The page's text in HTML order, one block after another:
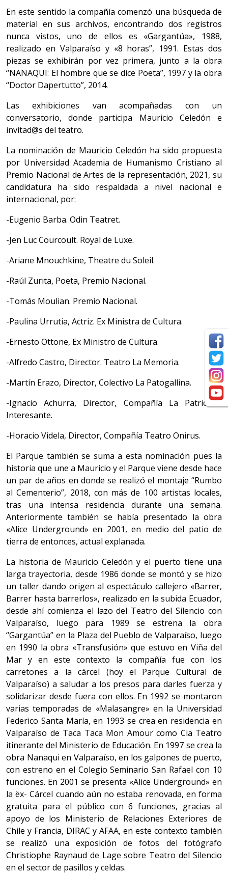
En este sentido la compañía comenzó una búsqueda de
material en sus archivos, encontrando dos registros
nunca vistos, uno de ellos es «Gargantúa», 1988,
realizado en Valparaíso y «8 horas”, 1991. Estas dos
piezas se exhibirán por vez primera, junto a la obra
“NANAQUI: El hombre que se dice Poeta”, 1997 y la obra
“Doctor Dapertutto”, 2014.
Las exhibiciones van acompañadas con un
conversatorio, donde participa Mauricio Celedón e
invitad@s del teatro.
La nominación de Mauricio Celedón ha sido propuesta
por Universidad Academia de Humanismo Cristiano al
Premio Nacional de Artes de la representación, 2021, su
candidatura ha sido respaldada a nivel nacional e
internacional, por:
-Eugenio Barba. Odin Teatret.
-Jen Luc Courcoult. Royal de Luxe.
-Ariane Mnouchkine, Theatre du Soleil.
-Raúl Zurita, Poeta, Premio Nacional.
-Tomás Moulian. Premio Nacional.
-Paulina Urrutia, Actriz. Ex Ministra de Cultura.
-Ernesto Ottone, Ex Ministro de Cultura.
-Alfredo Castro, Director. Teatro La Memoria.
-Martín Erazo, Director, Colectivo La Patogallina.
-Ignacio Achurra, Director, Compañía La Patriótico
Interesante.
-Horacio Videla, Director, Compañía Teatro Onirus.
El Parque también se suma a esta nominación pues la
historia que une a Mauricio y el Parque viene desde hace
un par de años en donde se realizó el montaje “Rumbo
al Cementerio”, 2018, con más de 100 artistas locales,
tras una intensa residencia durante una semana.
Anteriormente también se había presentado la obra
«Alice Underground» en 2001, en medio del patio de
tierra de entonces, actual explanada.
La historia de Mauricio Celedón y el puerto tiene una
larga trayectoria, desde 1986 donde se montó y se hizo
un taller dando origen al espectáculo callejero «Barrer,
Barrer hasta barrerlos», realizado en la subida Ecuador,
desde ahí comienza el lazo del Teatro del Silencio con
Valparaíso, luego para 1989 se estrena la obra
“Gargantúa” en la Plaza del Pueblo de Valparaíso, luego
en 1990 la obra «Transfusión» que estuvo en Viña del
Mar y en este contexto la compañía fue con los
carretones a la cárcel (hoy el Parque Cultural de
Valparaíso) a saludar a los presos para darles fuerza y
solidarizar desde fuera con ellos. En 1992 se montaron
varias temporadas de «Malasangre» en la Universidad
Federico Santa María, en 1993 se crea en residencia en
Valparaíso de Taca Taca Mon Amour como Cia Teatro
itinerante del Ministerio de Educación. En 1997 se crea la
obra Nanaqui en Valparaíso, en los galpones de puerto,
con estreno en el Colegio Seminario San Rafael con 10
funciones. En 2001 se presenta «Alice Underground» en
la ëx- Cárcel cuando aún no estaba renovada, en forma
gratuita para el público con 6 funciones, gracias al
apoyo de los Ministerio de Relaciones Exteriores de
Chile y Francia, DIRAC y AFAA, en este contexto también
se realizó una exposición de fotos del fotógrafo
Christiophe Raynaud de Lage sobre Teatro del Silencio
en el sector de pasillos y celdas.